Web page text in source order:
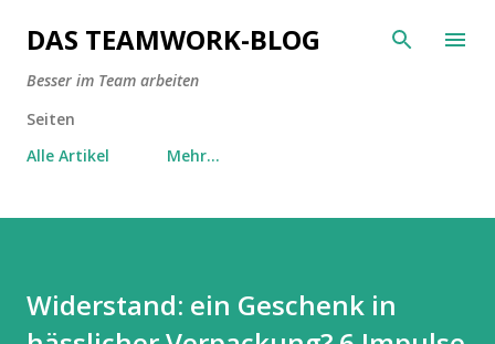
Direkt zum Hauptbereich
DAS TEAMWORK-BLOG
Besser im Team arbeiten
Seiten
Alle Artikel
Mehr…
Widerstand: ein Geschenk in